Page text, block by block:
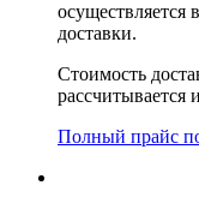
осуществляется
доставки.
Стоимость
рассчитывается
Полный прайс